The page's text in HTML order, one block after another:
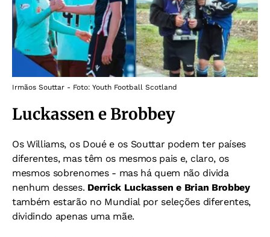
Irmãos Souttar - Foto: Youth Football Scotland
Luckassen e Brobbey
Os Williams, os Doué e os Souttar podem ter países
diferentes, mas têm os mesmos pais e, claro, os
mesmos sobrenomes - mas há quem não divida
nenhum desses. Derrick Luckassen e Brian Brobbey
também estarão no Mundial por seleções diferentes,
dividindo apenas uma mãe.